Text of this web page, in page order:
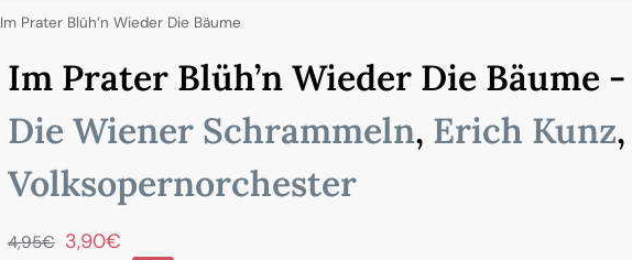
Im Prater Blüh’n Wieder Die Bäume
Im Prater Blüh’n Wieder Die Bäume
Die Wiener Schrammeln, Erich Kunz
Volksopernorchester
4,95€ 3,90€